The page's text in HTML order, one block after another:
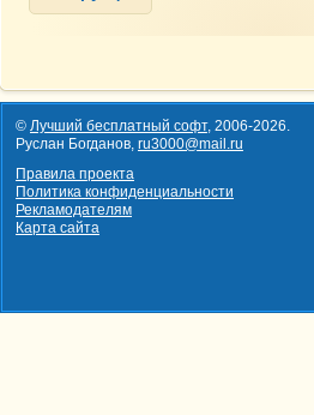
© Лучший бесплатный софт, 2006-2026.
Руслан Богданов, ru3000@mail.ru
Правила проекта
Политика конфиденциальности
Рекламодателям
Карта сайта